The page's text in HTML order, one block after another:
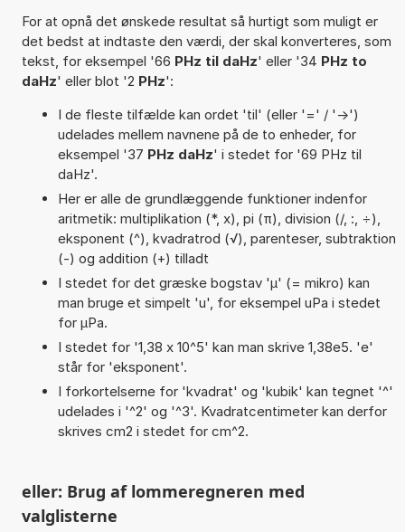
For at opnå det ønskede resultat så hurtigt som muligt er
det bedst at indtaste den værdi, der skal konverteres, som
tekst, for eksempel '66 PHz til daHz' eller '34 PHz to
daHz' eller blot '2 PHz':
I de fleste tilfælde kan ordet 'til' (eller '=' / '->')
udelades mellem navnene på de to enheder, for
eksempel '37 PHz daHz' i stedet for '69 PHz til
daHz'.
Her er alle de grundlæggende funktioner indenfor
aritmetik: multiplikation (*, x), pi (π), division (/, :, ÷),
eksponent (^), kvadratrod (√), parenteser, subtraktion
(-) og addition (+) tilladt
I stedet for det græske bogstav 'µ' (= mikro) kan
man bruge et simpelt 'u', for eksempel uPa i stedet
for µPa.
I stedet for '1,38 x 10^5' kan man skrive 1,38e5. 'e'
står for 'eksponent'.
I forkortelserne for 'kvadrat' og 'kubik' kan tegnet '^'
udelades i '^2' og '^3'. Kvadratcentimeter kan derfor
skrives cm2 i stedet for cm^2.
eller: Brug af lommeregneren med
valglisterne